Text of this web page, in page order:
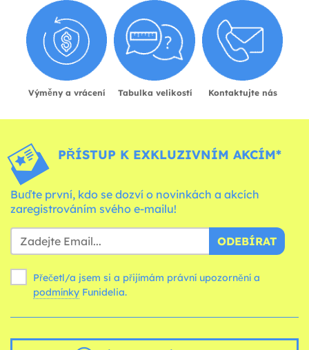
Výměny a vrácení Tabulka velikostí Kontaktujte nás
PŘÍSTUP K EXKLUZIVNÍM AKCÍM*
Buďte první, kdo se dozví o novinkách a akcích
zaregistrováním svého e-mailu!
ODEBÍRAT
Přečetl/a jsem si a přijímám právní upozornění a
podmínky Funidelia.